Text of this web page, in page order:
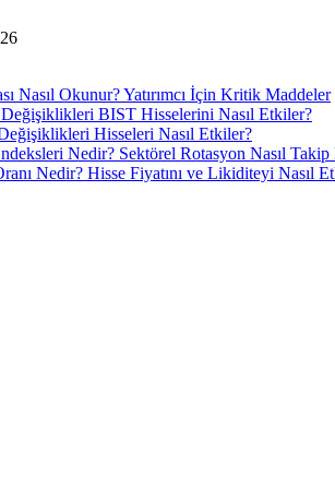
Nasıl Okunur? Yatırımcı İçin Kritik Maddeler
BIST Hisselerini Nasıl Etkiler?
Hisseleri Nasıl Etkiler?
Nedir? Sektörel Rotasyon Nasıl
Nedir? Hisse Fiyatını ve Likiditeyi Nasıl